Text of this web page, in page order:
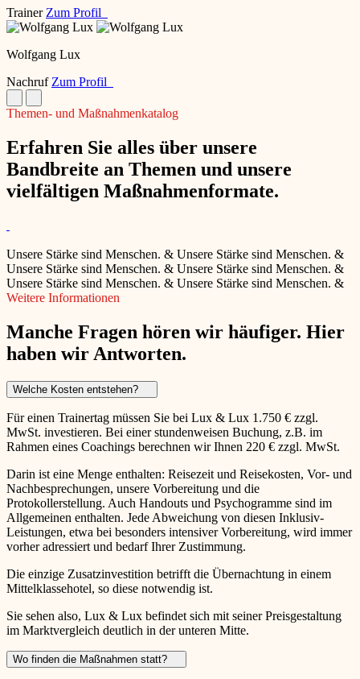
Trainer Zum Profil
Wolfgang Lux
Nachruf Zum Profil
Themen- und Maßnahmenkatalog
Erfahren Sie alles über unsere
Bandbreite an Themen und unsere
vielfältigen Maßnahmenformate.
Unsere Stärke sind Menschen. & Unsere Stärke sind Menschen. &
Unsere Stärke sind Menschen. & Unsere Stärke sind Menschen. &
Unsere Stärke sind Menschen. & Unsere Stärke sind Menschen. &
Weitere Informationen
Manche Fragen hören wir häufiger. Hier
haben wir Antworten.
Welche Kosten entstehen?
Für einen Trainertag müssen Sie bei Lux & Lux 1.750 € zzgl.
MwSt. investieren. Bei einer stundenweisen Buchung, z.B. im
Rahmen eines Coachings berechnen wir Ihnen 220 € zzgl. MwSt.
Darin ist eine Menge enthalten: Reisezeit und Reisekosten, Vor- und
Nachbesprechungen, unsere Vorbereitung und die
Protokollerstellung. Auch Handouts und Psychogramme sind im
Allgemeinen enthalten. Jede Abweichung von diesen Inklusiv-
Leistungen, etwa bei besonders intensiver Vorbereitung, wird immer
vorher adressiert und bedarf Ihrer Zustimmung.
Die einzige Zusatzinvestition betrifft die Übernachtung in einem
Mittelklassehotel, so diese notwendig ist.
Sie sehen also, Lux & Lux befindet sich mit seiner Preisgestaltung
im Marktvergleich deutlich in der unteren Mitte.
Wo finden die Maßnahmen statt?